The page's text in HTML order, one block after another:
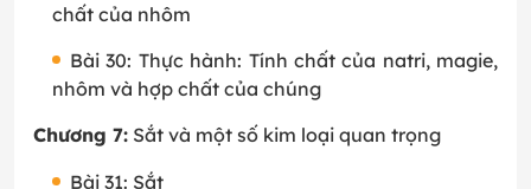
chất của nhôm
Bài 30: Thực hành: Tính chất của natri, magie,
nhôm và hợp chất của chúng
Chương 7: Sắt và một số kim loại quan trọng
Bài 31: Sắt